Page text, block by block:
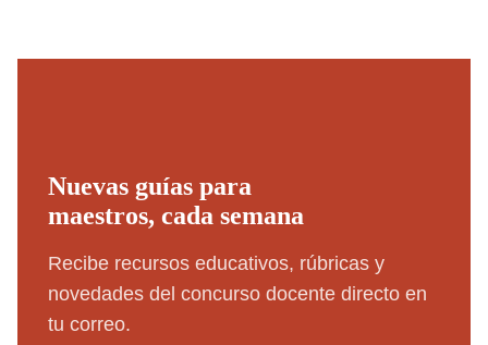
Nuevas guías para
maestros, cada semana
Recibe recursos educativos, rúbricas y
novedades del concurso docente directo en
tu correo.